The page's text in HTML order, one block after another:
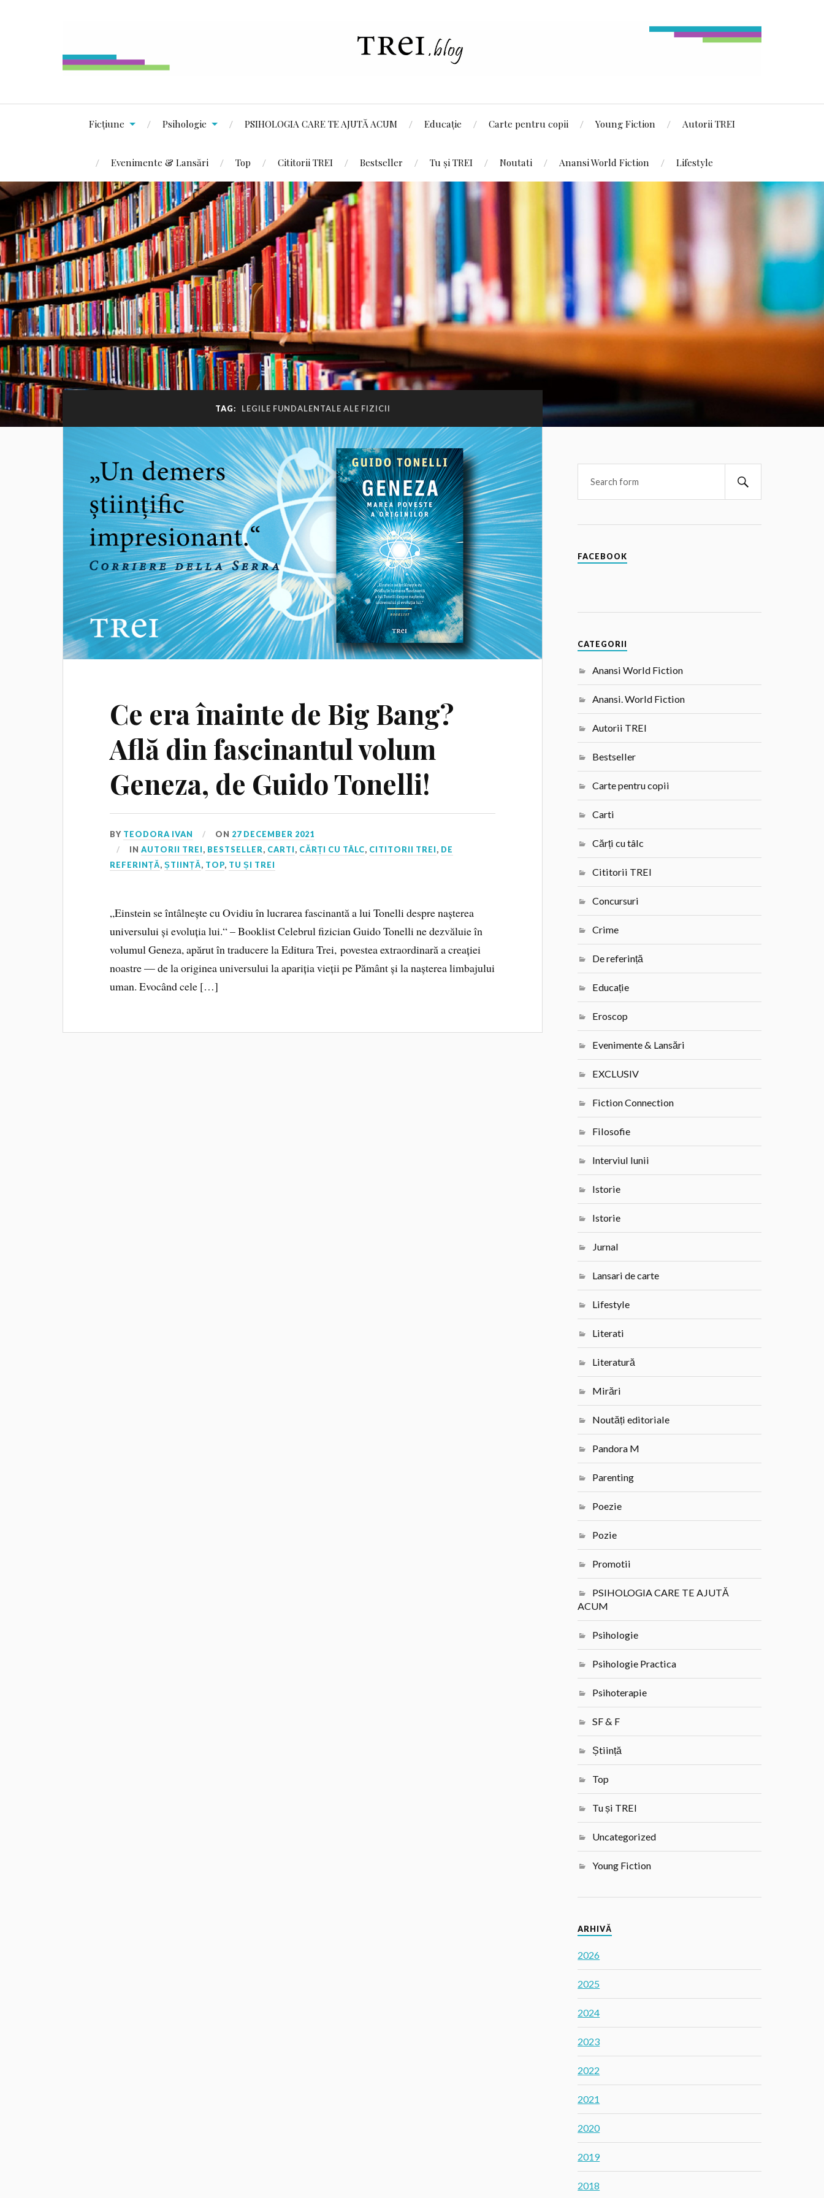
Ficțiune Psihologie PSIHOLOGIA CARE TE AJUTĂ ACUM Educație Carte pentru copii Young Fiction Autorii TREI
Evenimente & Lansări Top Cititorii TREI Bestseller Tu și TREI Noutati Anansi World Fiction Lifestyle
TAG: LEGILE FUNDALENTALE ALE FIZICII
Ce era înainte de Big Bang?
Află din fascinantul volum
Geneza, de Guido Tonelli!
BY TEODORA IVAN ON 27 DECEMBER 2021
INAUTORII TREI, BESTSELLER, CARTI, CĂRȚI CU TÂLC, CITITORII TREI, DE
REFERINȚĂ,ȘTIINȚĂ, TOP, TU ȘI TREI
„Einstein se întâlnește cu Ovidiu în lucrarea fascinantă a lui Tonelli despre nașterea
universului și evoluția lui.“ – Booklist Celebrul fizician Guido Tonelli ne dezvăluie în
volumul Geneza, apărut în traducere la Editura Trei, povestea extraordinară a creației
noastre — de la originea universului la apariția vieții pe Pământ și la nașterea limbajului
uman. Evocând cele […]
FACEBOOK
CATEGORII
Anansi World Fiction
Anansi. World Fiction
Autorii TREI
Bestseller
Carte pentru copii
Carti
Cărți cu tâlc
Cititorii TREI
Concursuri
Crime
De referință
Educație
Eroscop
Evenimente & Lansări
EXCLUSIV
Fiction Connection
Filosofie
Interviul lunii
Istorie
Istorie
Jurnal
Lansari de carte
Lifestyle
Literati
Literatură
Mirări
Noutăți editoriale
Pandora M
Parenting
Poezie
Pozie
Promotii
PSIHOLOGIA CARE TE AJUTĂ
ACUM
Psihologie
Psihologie Practica
Psihoterapie
SF & F
Știință
Top
Tu și TREI
Uncategorized
Young Fiction
ARHIVĂ
2026
2025
2024
2023
2022
2021
2020
2019
2018